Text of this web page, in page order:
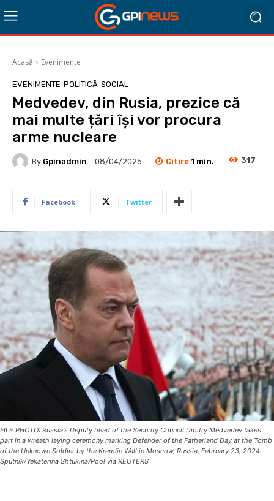
Acasă Evenimente
EVENIMENTE POLITICĂ SOCIAL
Medvedev, din Rusia, prezice că
mai multe țări își vor procura
arme nucleare
By Gpinadmin 08/04/2025 Citire 1 min. 317
Facebook Twitter
FILE PHOTO: Russia's Deputy head of the Security Council Dmitry Medvedev takes
part in a wreath laying ceremony marking Defender of the Fatherland Day at the Tomb
of the Unknown Soldier by the Kremlin Wall in Moscow, Russia, February 23, 2024.
Sputnik/Yekaterina Shtukina/Pool via REUTERS